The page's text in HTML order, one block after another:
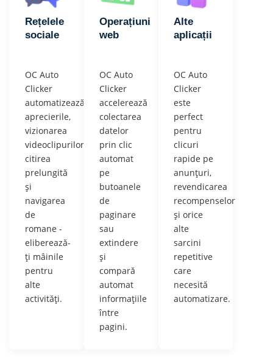
Rețelele
sociale
OC Auto
Clicker
automatizează
aprecierile,
vizionarea
videoclipurilor,
citirea
prelungită
și
navigarea
de
romane -
eliberează-
ți mâinile
pentru
alte
activități.
Operațiuni
web
OC Auto
Clicker
accelerează
colectarea
datelor
prin clic
automat
pe
butoanele
de
paginare
sau
extindere
și
compară
automat
informațiile
între
pagini.
Alte
aplicații
OC Auto
Clicker
este
perfect
pentru
clicuri
rapide pe
anunțuri,
revendicarea
recompenselor
și orice
alte
sarcini
repetitive
care
necesită
automatizare.